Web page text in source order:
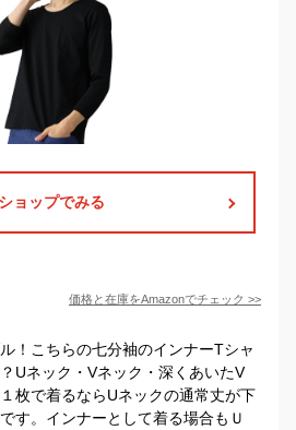
ショップでみる
価格と在庫をAmazonでチェック >>
！こちらの七分袖のインナーTシャ
Uネック・Vネック・深くあいたV
枚で着るならUネックの通常丈が下
す。インナーとして着る場合もＵ